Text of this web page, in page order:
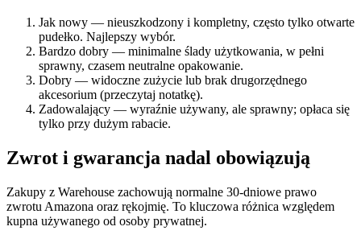
Jak nowy — nieuszkodzony i kompletny, często tylko otwarte
pudełko. Najlepszy wybór.
Bardzo dobry — minimalne ślady użytkowania, w pełni
sprawny, czasem neutralne opakowanie.
Dobry — widoczne zużycie lub brak drugorzędnego
akcesorium (przeczytaj notatkę).
Zadowalający — wyraźnie używany, ale sprawny; opłaca się
tylko przy dużym rabacie.
Zwrot i gwarancja nadal obowiązują
Zakupy z Warehouse zachowują normalne 30-dniowe prawo
zwrotu Amazona oraz rękojmię. To kluczowa różnica względem
kupna używanego od osoby prywatnej.